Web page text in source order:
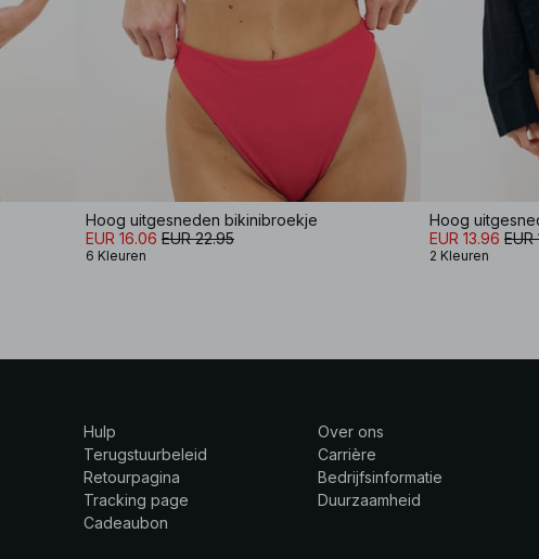
Hoog uitgesneden bikinibroekje
EUR 16.06 EUR 22.95
6 Kleuren
Hoog
EUR 13.96 EUR
2 Kleuren
Hulp
Terugstuurbeleid
Retourpagina
Tracking page
Cadeaubon
Over ons
Carrière
Bedrijfsinformatie
Duurzaamheid